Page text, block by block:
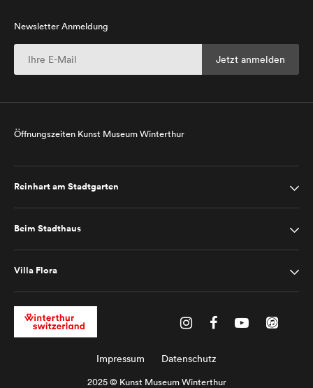
Newsletter Anmeldung
Öffnungszeiten Kunst Museum Winterthur
Reinhart am Stadtgarten
Beim Stadthaus
Villa Flora
Impressum Datenschutz
2025 © Kunst Museum Winterthur